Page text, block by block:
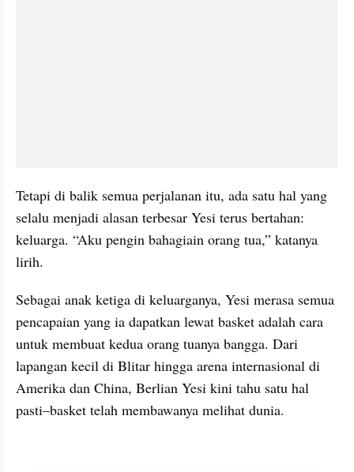
Tetapi di balik semua perjalanan itu, ada satu hal yang
selalu menjadi alasan terbesar Yesi terus bertahan:
keluarga. “Aku pengin bahagiain orang tua,” katanya
lirih.
Sebagai anak ketiga di keluarganya, Yesi merasa semua
pencapaian yang ia dapatkan lewat basket adalah cara
untuk membuat kedua orang tuanya bangga. Dari
lapangan kecil di Blitar hingga arena internasional di
Amerika dan China, Berlian Yesi kini tahu satu hal
pasti–basket telah membawanya melihat dunia.